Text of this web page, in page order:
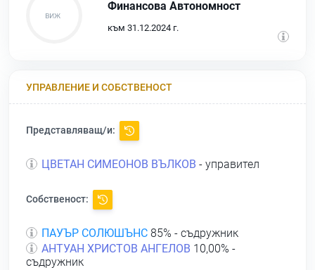
Финансова Автономност
към 31.12.2024 г.
УПРАВЛЕНИЕ И СОБСТВЕНОСТ
Представляващ/и:
ЦВЕТАН СИМЕОНОВ ВЪЛКОВ - управител
Собственост:
ПАУЪР СОЛЮШЪНС 85% - съдружник
АНТУАН ХРИСТОВ АНГЕЛОВ 10,00% -
съдружник